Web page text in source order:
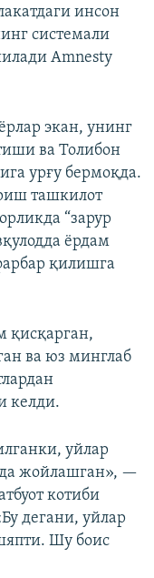
инсон
системали
Amnesty
экан, унинг
ва Толибон
урғу бермоқда.
ташкилот
“зарур
ёрдам
қилишга
қисқарган,
ва юз минглаб
келди.
уйлар
жойлашган», —
котиби
дегани, уйлар
Шу боис